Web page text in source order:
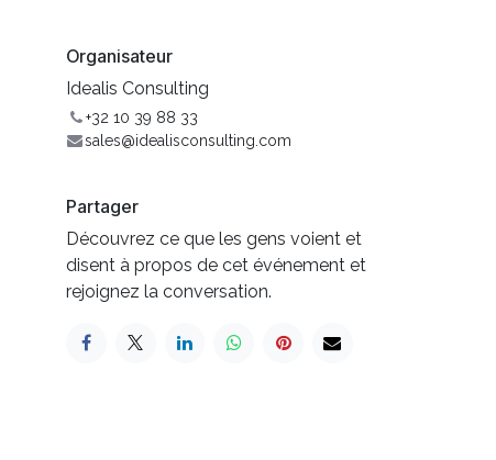
Organisateur
Idealis Consulting
+32 10 39 88 33
sales@idealisconsulting.com
Partager
Découvrez ce que les gens voient et
disent à propos de cet événement et
rejoignez la conversation.